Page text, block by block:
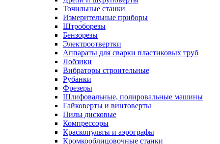
Точильные станки
Измерительные приборы
Штроборезы
Бензорезы
Электроотвертки
Аппараты для сварки пластиковых труб
Лобзики
Вибраторы строительные
Рубанки
Фрезеры
Шлифовальные, полировальные машины
Гайковерты и винтоверты
Пилы дисковые
Компрессоры
Краскопульты и аэрографы
Кромкооблицовочные станки